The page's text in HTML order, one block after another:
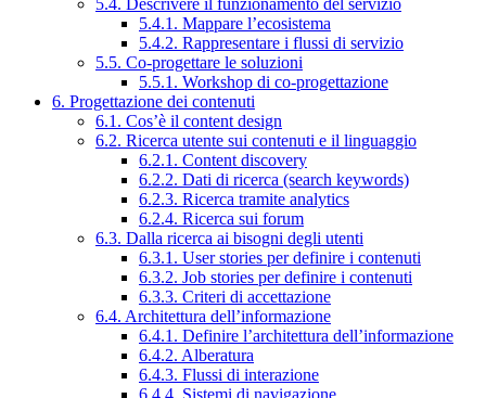
5.4.1. Mappare l’ecosistema
5.4.2. Rappresentare i flussi di servizio
5.5. Co-progettare le soluzioni
5.5.1. Workshop di co-progettazione
6. Progettazione dei contenuti
6.1. Cos’è il content design
6.2. Ricerca utente sui contenuti e il linguaggio
6.2.1. Content discovery
6.2.2. Dati di ricerca (search keywords)
6.2.3. Ricerca tramite analytics
6.2.4. Ricerca sui forum
6.3. Dalla ricerca ai bisogni degli utenti
6.3.1. User stories per definire i contenuti
6.3.2. Job stories per definire i contenuti
6.3.3. Criteri di accettazione
6.4. Architettura dell’informazione
6.4.1. Definire l’architettura dell’informazione
6.4.2. Alberatura
6.4.3. Flussi di interazione
6.4.4. Sistemi di navigazione